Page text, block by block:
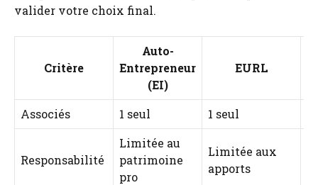
valider votre choix final.
Critère
Auto-
Entrepreneur
(EI)
EURL
Associés 1 seul 1 seul
Responsabilité
Limitée au
patrimoine
pro
Limitée aux
apports